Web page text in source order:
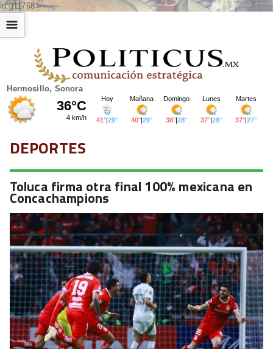
id: |11768
Hermosillo, Sonora
☰
DEPORTES
Toluca firma otra final 100% mexicana en
Concachampions